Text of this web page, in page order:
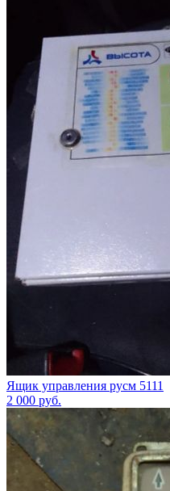
Ящик управления русм 5111
2 000 руб.